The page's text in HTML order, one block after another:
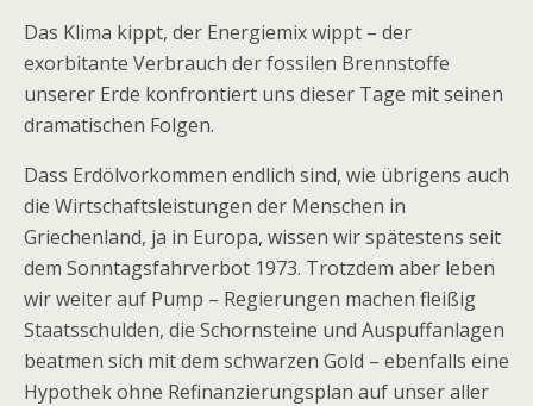
Das Klima kippt, der Energiemix wippt – der
exorbitante Verbrauch der fossilen Brennstoffe
unserer Erde konfrontiert uns dieser Tage mit seinen
dramatischen Folgen.
Dass Erdölvorkommen endlich sind, wie übrigens auch
die Wirtschaftsleistungen der Menschen in
Griechenland, ja in Europa, wissen wir spätestens seit
dem Sonntagsfahrverbot 1973. Trotzdem aber leben
wir weiter auf Pump – Regierungen machen fleißig
Staatsschulden, die Schornsteine und Auspuffanlagen
beatmen sich mit dem schwarzen Gold – ebenfalls eine
Hypothek ohne Refinanzierungsplan auf unser aller